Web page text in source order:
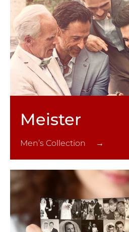
Meister
Men’s Collection →